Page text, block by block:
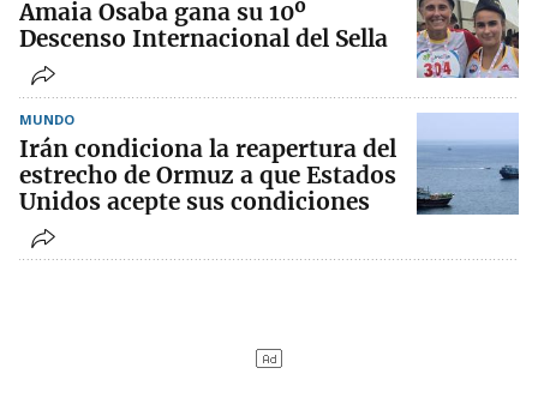
Amaia Osaba gana su 10º
Descenso Internacional del Sella
MUNDO
Irán condiciona la reapertura del
estrecho de Ormuz a que Estados
Unidos acepte sus condiciones